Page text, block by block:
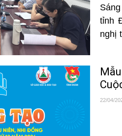
tỉnh
nghị
Lắk
khai
22/04/